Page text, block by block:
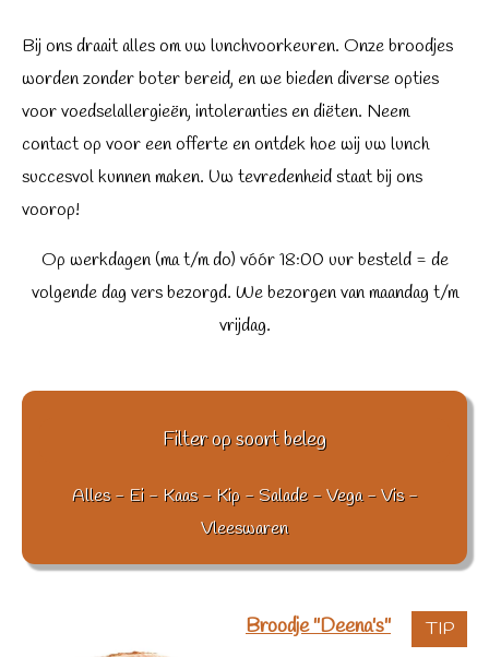
Bij ons draait alles om uw lunchvoorkeuren. Onze broodjes
worden zonder boter bereid, en we bieden diverse opties
voor voedselallergieën, intoleranties en diëten. Neem
contact op voor een offerte en ontdek hoe wij uw lunch
succesvol kunnen maken. Uw tevredenheid staat bij ons
voorop!
Op werkdagen (ma t/m do) vóór 18:00 uur besteld = de
volgende dag vers bezorgd. We bezorgen van maandag t/m
vrijdag.
Filter op soort beleg
Alles- Ei- Kaas- Kip- Salade-Vega-Vis-
Vleeswaren
TIP
Broodje ''Deena's''